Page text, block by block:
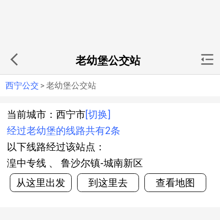
老幼堡公交站
西宁公交 > 老幼堡公交站
当前城市：西宁市 [切换]
经过老幼堡的线路共有2条
以下线路经过该站点：
湟中专线 、 鲁沙尔镇-城南新区
从这里出发
到这里去 查看地图